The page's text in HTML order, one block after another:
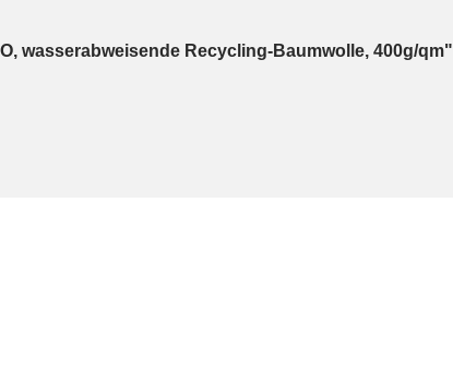
wasserabweisende Recycling-Baumwolle, 400g/qm"